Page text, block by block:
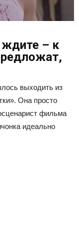
ждите – к
выходить из
Она просто
фильма
идеально